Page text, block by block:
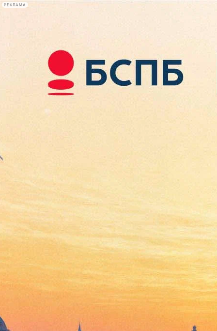
РЕКЛАМА
Сегодня:
2026.08.08
09:28
Афиша Plus
«Наш директор — не
Карабас». Куклы
пикетировали в поддержку
арестованного директора
28 апреля 2019,